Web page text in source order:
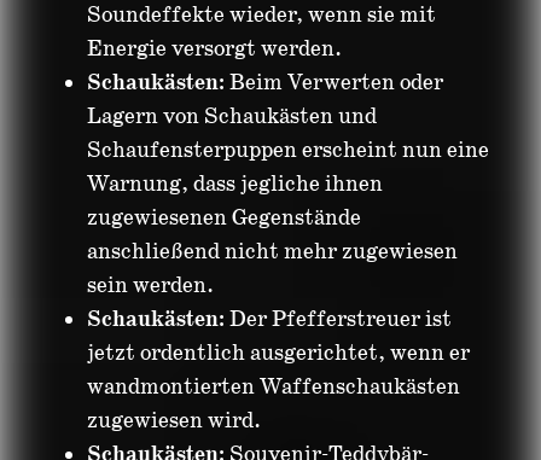
Soundeffekte wieder, wenn sie mit
Energie versorgt werden.
Schaukästen: Beim Verwerten oder
Lagern von Schaukästen und
Schaufensterpuppen erscheint nun eine
Warnung, dass jegliche ihnen
zugewiesenen Gegenstände
anschließend nicht mehr zugewiesen
sein werden.
Schaukästen: Der Pfefferstreuer ist
jetzt ordentlich ausgerichtet, wenn er
wandmontierten Waffenschaukästen
zugewiesen wird.